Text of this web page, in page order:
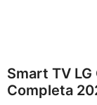
Smart TV
Completa